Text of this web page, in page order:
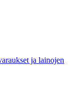
ja lainojen